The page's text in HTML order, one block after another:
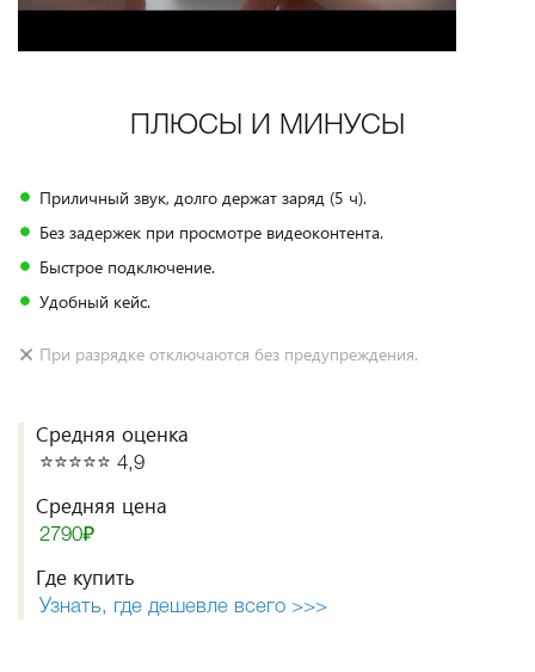
ПЛЮСЫ И МИНУСЫ
Приличный звук, долго держат заряд (5 ч).
Без задержек при просмотре видеоконтента.
Быстрое подключение.
Удобный кейс.
При разрядке отключаются без предупреждения.
Средняя оценка
⭐️⭐️⭐️⭐️⭐️ 4,9
Средняя цена
2790₽
Где купить
Узнать, где дешевле всего >>>